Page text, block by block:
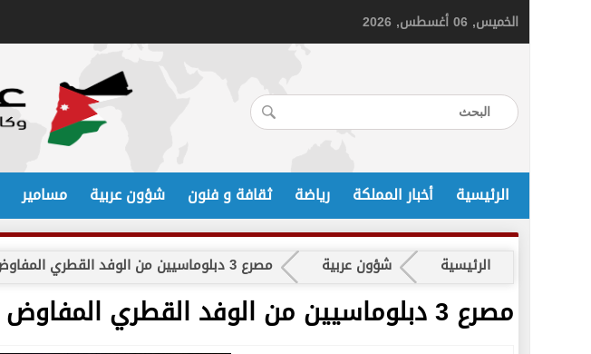
الخميس, 06 أغسطس, 2026
الرئيسية أخبار المملكة رياضة ثقافة و فنون شؤون عربية مسامير
الرئيسية شؤون عربية مصرع 3 دبلوماسيين من الوفد القطري المفاوض بحادث سير في منطقة شرم الشيخ
مصرع 3 دبلوماسيين من الوفد القطري المفاوض بحادث سير في منطقة شرم الشيخ